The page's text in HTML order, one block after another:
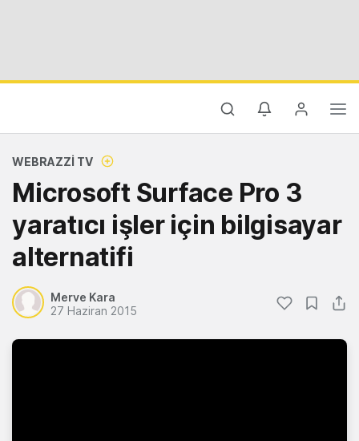
WEBRAZZI TV
Microsoft Surface Pro 3
yaratıcı işler için bilgisayar
alternatifi
Merve Kara
27 Haziran 2015